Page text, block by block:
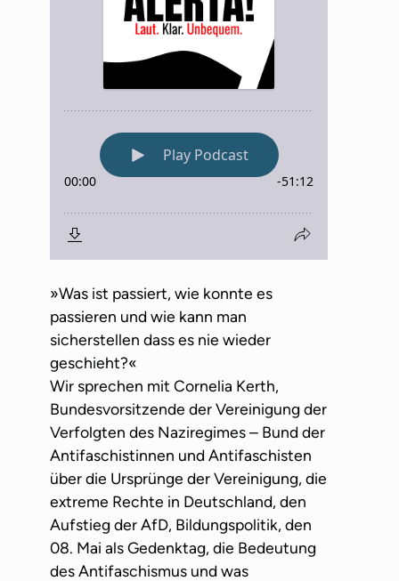
»Was ist passiert, wie konnte es
passieren und wie kann man
sicherstellen dass es nie wieder
geschieht?«
Wir sprechen mit Cornelia Kerth,
Bundesvorsitzende der Vereinigung der
Verfolgten des Naziregimes – Bund der
Antifaschistinnen und Antifaschisten
über die Ursprünge der Vereinigung, die
extreme Rechte in Deutschland, den
Aufstieg der AfD, Bildungspolitik, den
08. Mai als Gedenktag, die Bedeutung
des Antifaschismus und was